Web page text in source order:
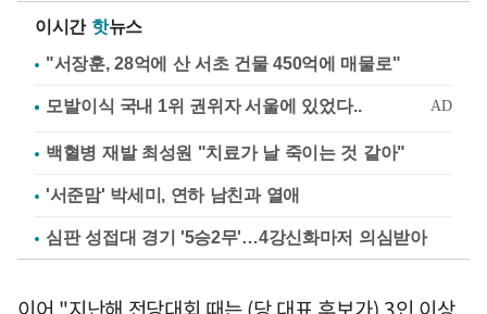
이시간 핫뉴스
"서장훈, 28억에 산 서초 건물 450억에 매물로"
백혈병 재발 최성원 "치료가 날 죽이는 것 같아"
'서준맘' 박세미, 연하 남친과 열애
심판 성접대 경기 '5승2무'…4강신화마저 의심받아